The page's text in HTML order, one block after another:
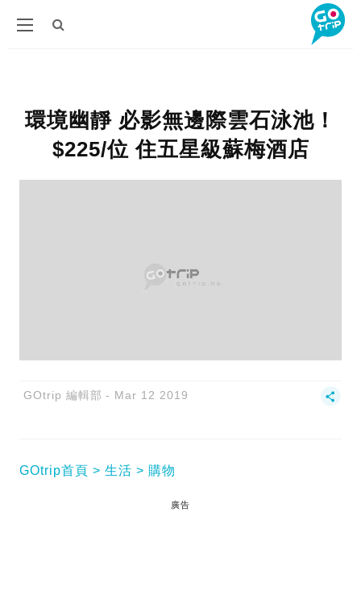
環境幽靜 必影無邊際雲石泳池！
$225/位 住五星級蘇梅酒店
GOtrip 編輯部 Mar 12 2019
GOtrip首頁 生活 購物
廣告